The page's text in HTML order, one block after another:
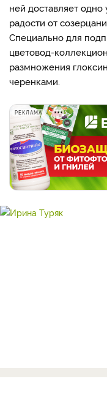
ней доставляет
радости от
Специально для
цветовод-
размножения
черенками.
РЕКЛАМА